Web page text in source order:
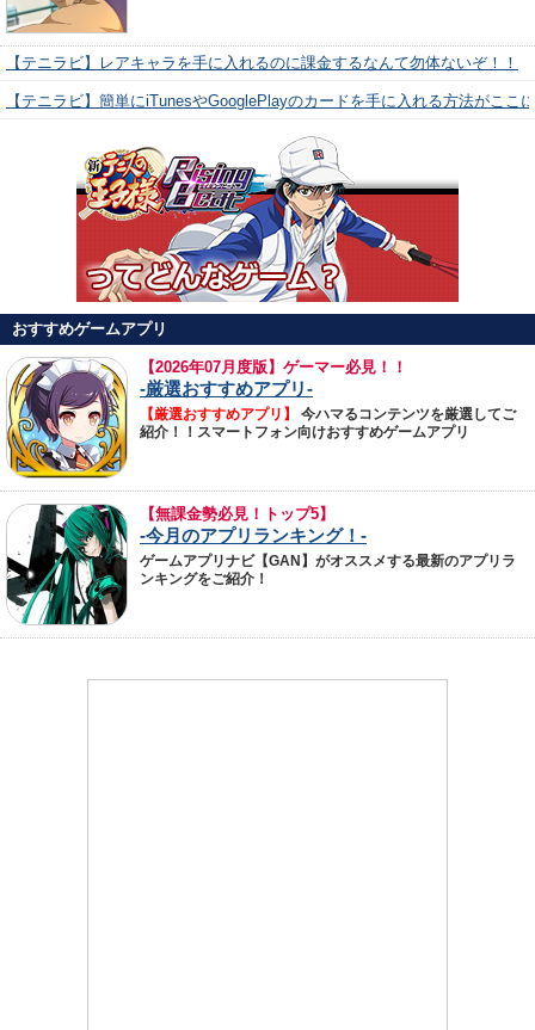
【テニラビ】レアキャラを手に入れるのに課金するなんて勿体ないぞ！！
【テニラビ】簡単にiTunesやGooglePlayのカードを手に入れる方法がここ
おすすめゲームアプリ
【2026年07月度版】ゲーマー必見！！
-厳選おすすめアプリ-
【厳選おすすめアプリ】
今ハマるコンテンツを厳選してご
紹介！！スマートフォン向けおすすめゲームアプリ
【無課金勢必見！トップ5】
-今月のアプリランキング！-
ゲームアプリナビ【GAN】がオススメする最新のアプリラ
ンキングをご紹介！